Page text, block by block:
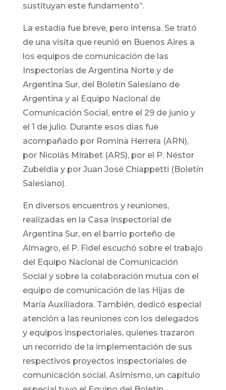
sustituyan este fundamento”.
La estadía fue breve, pero intensa. Se trató
de una visita que reunió en Buenos Aires a
los equipos de comunicación de las
Inspectorías de Argentina Norte y de
Argentina Sur, del Boletín Salesiano de
Argentina y al Equipo Nacional de
Comunicación Social, entre el 29 de junio y
el 1 de julio. Durante esos días fue
acompañado por Romina Herrera (ARN),
por Nicolás Mirabet (ARS), por el P. Néstor
Zubeldía y por Juan José Chiappetti (Boletín
Salesiano).
En diversos encuentros y reuniones,
realizadas en la Casa Inspectorial de
Argentina Sur, en el barrio porteño de
Almagro, el P. Fidel escuchó sobre el trabajo
del Equipo Nacional de Comunicación
Social y sobre la colaboración mutua con el
equipo de comunicación de las Hijas de
María Auxiliadora. También, dedicó especial
atención a las reuniones con los delegados
y equipos inspectoriales, quienes trazaron
un recorrido de la implementación de sus
respectivos proyectos inspectoriales de
comunicación social. Asimismo, un capítulo